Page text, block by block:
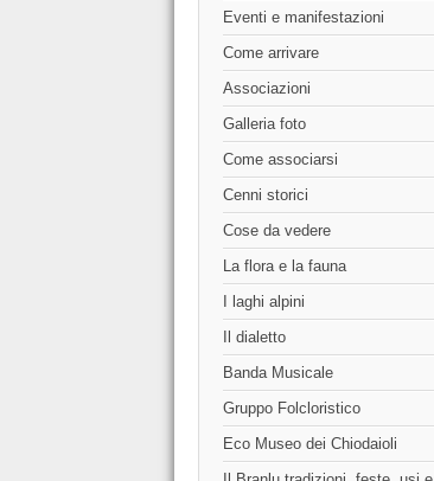
Eventi e manifestazioni
Come arrivare
Associazioni
Galleria foto
Come associarsi
Cenni storici
Cose da vedere
La flora e la fauna
I laghi alpini
Il dialetto
Banda Musicale
Gruppo Folcloristico
Eco Museo dei Chiodaioli